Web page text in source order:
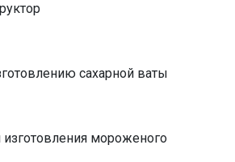
сахарной ваты
мороженого